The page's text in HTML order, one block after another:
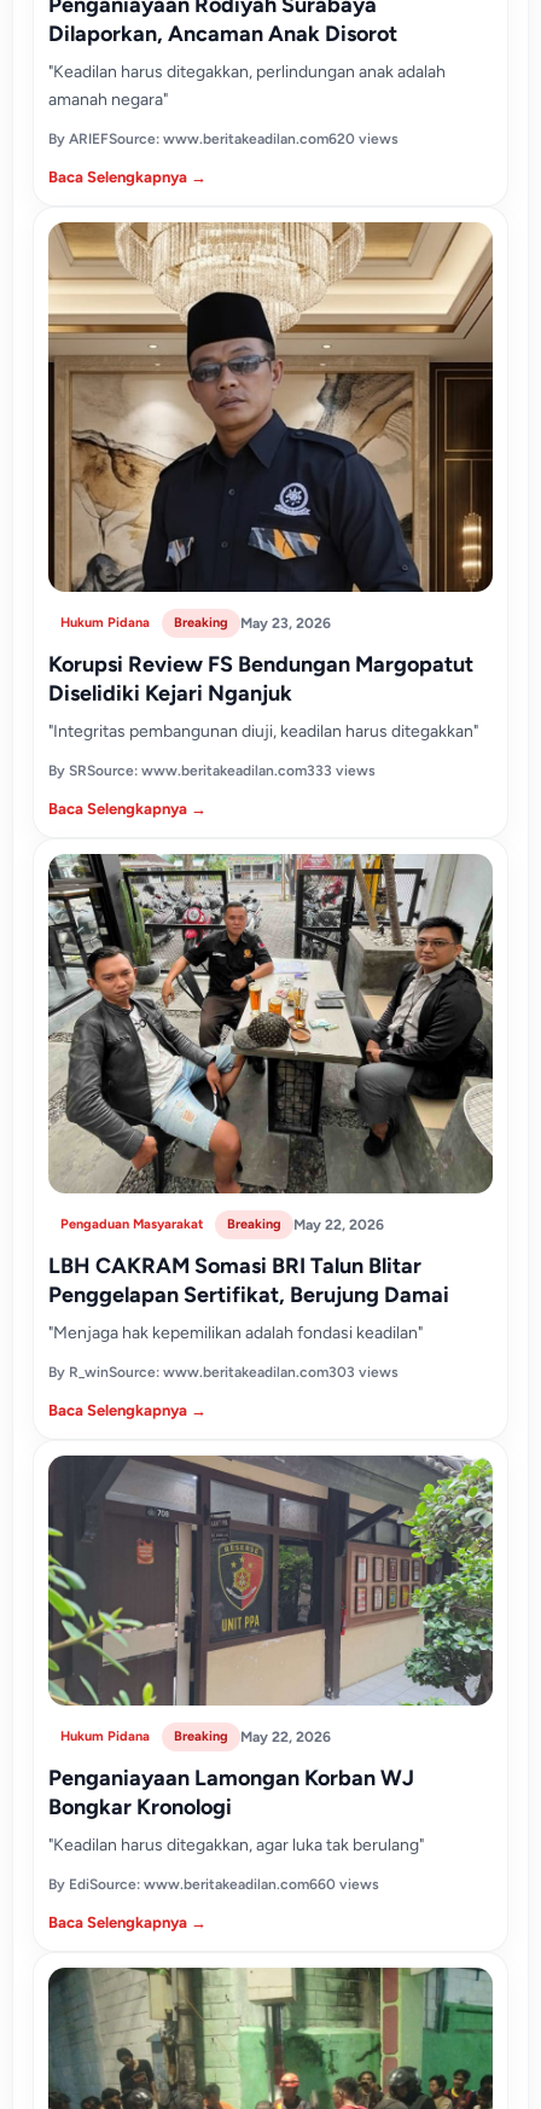
Dilaporkan, Ancaman Anak Disorot
"Keadilan harus ditegakkan, perlindungan anak adalah
amanah negara"
By ARIEFSource: www.beritakeadilan.com620 views
Baca Selengkapnya →
Hukum Pidana Breaking May 23, 2026
Korupsi Review FS Bendungan Margopatut
Diselidiki Kejari Nganjuk
"Integritas pembangunan diuji, keadilan harus ditegakkan"
By SRSource: www.beritakeadilan.com333 views
Baca Selengkapnya →
Pengaduan Masyarakat Breaking May 22, 2026
LBH CAKRAM Somasi BRI Talun Blitar
Penggelapan Sertifikat, Berujung Damai
"Menjaga hak kepemilikan adalah fondasi keadilan"
By R_winSource: www.beritakeadilan.com303 views
Baca Selengkapnya →
Hukum Pidana Breaking May 22, 2026
Penganiayaan Lamongan Korban WJ
Bongkar Kronologi
"Keadilan harus ditegakkan, agar luka tak berulang"
By EdiSource: www.beritakeadilan.com660 views
Baca Selengkapnya →